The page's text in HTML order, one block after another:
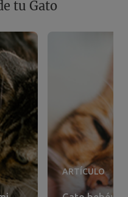
tu Gato
ARTÍCULO